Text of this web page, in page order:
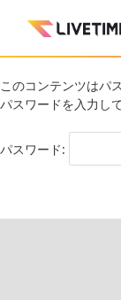
このコンテンツはパ
パスワードを入力し
パスワード: